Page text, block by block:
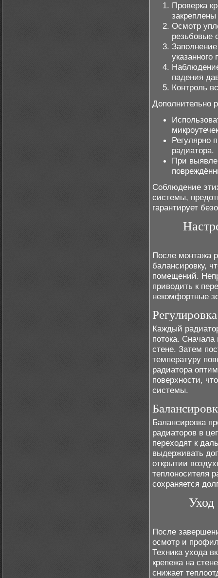
Проверка
Осмотр
резьбовые
падения
Контроль
Дополнительно
Регулярно
радиатора.
При
Соблюдение
системы,
гарантирует
После монтажа
балансировку,
помещений.
приводить к
некомфортные
Каждый
потока.
стене. Затем
температуру
радиатора
поверхности,
системы.
Балансировка
радиаторов в
переходят к
выдерживать
открытии
теплоносителя
сохраняется
Уход
После
осмотр и
Техника ухода
крепежа на
снижает